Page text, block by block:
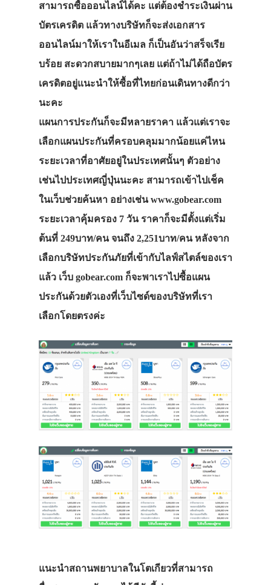
สามารถซื้อออนไลน์ได้คะ แต่ต้องชำระเงินผ่าน
บัตรเครดิต แล้วทางบริษัทก็จะส่งเอกสาร
ออนไลน์มาให้เราในอีเมล ก็เป็นอันว่าสร็จเรีย
บร้อย สะดวกสบายมากๆเลย แต่ถ้าไม่ได้ถือบัตร
เครดิตอยู่แนะนำให้ซื้อที่ไทยก่อนเดินทางดีกว่า
นะคะ
แผนการประกันก็จะมีหลายราคา แล้วแต่เราจะ
เลือกแผนประกันที่ครอบคลุมมากน้อยแค่ไหน
ระยะเวลาที่อาศัยอยู่ในประเทศนั้นๆ ตัวอย่าง
เช่นไปประเทศญี่ปุ่นนะคะ สามารถเข้าไปเช็ค
ในเว็บช่วยค้นหา อย่างเช่น www.gobear.com
ระยะเวลาคุ้มครอง 7 วัน ราคาก็จะมีตั้งแต่เริ่ม
ต้นที่ 249บาท/คน จนถึง 2,251บาท/คน หลังจาก
เลือกบริษัทประกันภัยที่เข้ากับไลฟ์สไตล์ของเรา
แล้ว เว็บ gobear.com ก็จะพาเราไปซื้อแผน
ประกันด้วยตัวเองที่เว็บไซด์ของบริษัทที่เรา
เลือกโดยตรงค่ะ
แนะนำสถานพยาบาลในโตเกียวที่สามารถ